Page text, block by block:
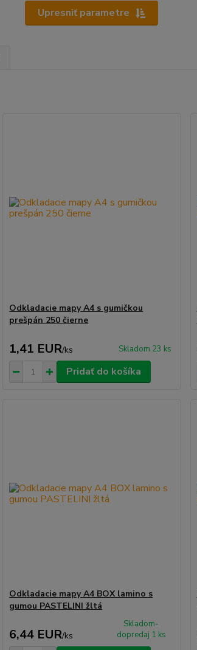
Upresniť parametre
Odkladacie mapy A4 s gumičkou
prešpán 250 čierne
1,41 EUR/ks Skladom 23 ks
Pridať do košíka
Odkladacie mapy A4 BOX lamino s
gumou PASTELINI žltá
6,44 EUR/ks
Skladom-
dopredaj 1 ks